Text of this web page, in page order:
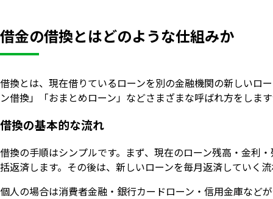
借金の借換とはどのような仕組みか
借換とは、現在借りているローンを別の金融機関の新しいロ
ン借換」「おまとめローン」などさまざまな呼ばれ方をしま
借換の基本的な流れ
借換の手順はシンプルです。まず、現在のローン残高・金利
括返済します。その後は、新しいローンを毎月返済していく
個人の場合は消費者金融・銀行カードローン・信用金庫など